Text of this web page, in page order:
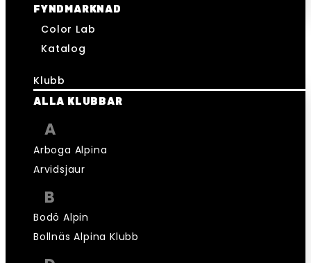
FYNDMARKNAD
Color Lab
Katalog
Klubb
ALLA KLUBBAR
A
Arboga Alpina
Arvidsjaur
B
Bodö Alpin
Bollnäs Alpina Klubb